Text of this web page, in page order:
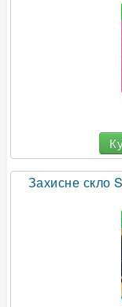
Захисне скло